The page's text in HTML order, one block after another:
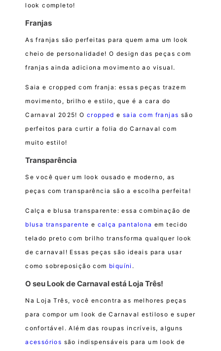
look completo!
Franjas
As franjas são perfeitas para quem ama um look
cheio de personalidade! O design das peças com
franjas ainda adiciona movimento ao visual.
Saia e cropped com franja: essas peças trazem
movimento, brilho e estilo, que é a cara do
Carnaval 2025! Ocropped esaia com franjas são
perfeitos para curtir a folia do Carnaval com
muito estilo!
Transparência
Se você quer um look ousado e moderno, as
peças com transparência são a escolha perfeita!
Calça e blusa transparente: essa combinação de
blusa transparente e calça pantalona em tecido
telado preto com brilho transforma qualquer look
de carnaval! Essas peças são ideais para usar
como sobreposição com biquíni .
O seu Look de Carnaval está Loja Três!
Na Loja Três, você encontra as melhores peças
para compor um look de Carnaval estiloso e super
confortável. Além das roupas incríveis, alguns
acessórios são indispensáveis para um look de